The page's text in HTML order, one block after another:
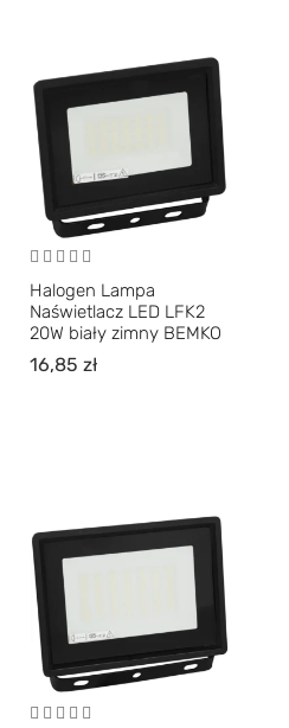
Halogen Lampa
Naświetlacz LED LFK2
20W biały zimny BEMKO
16,85 zł